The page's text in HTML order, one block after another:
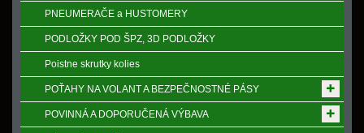
PNEUMERAČE a HUSTOMERY
PODLOŽKY POD ŠPZ, 3D PODLOŽKY
Poistne skrutky kolies
POŤAHY NA VOLANT A BEZPEČNOSTNÉ PÁSY
POVINNÁ A DOPORUČENÁ VÝBAVA